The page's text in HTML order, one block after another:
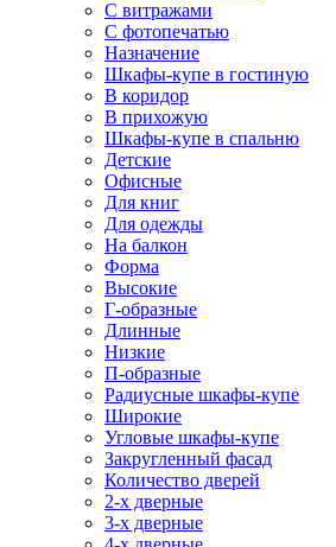
С витражами
С фотопечатью
Назначение
Шкафы-купе в гостиную
В коридор
В прихожую
Шкафы-купе в спальню
Детские
Офисные
Для книг
Для одежды
На балкон
Форма
Высокие
Г-образные
Длинные
Низкие
П-образные
Радиусные шкафы-купе
Широкие
Угловые шкафы-купе
Закругленный фасад
Количество дверей
2-х дверные
3-х дверные